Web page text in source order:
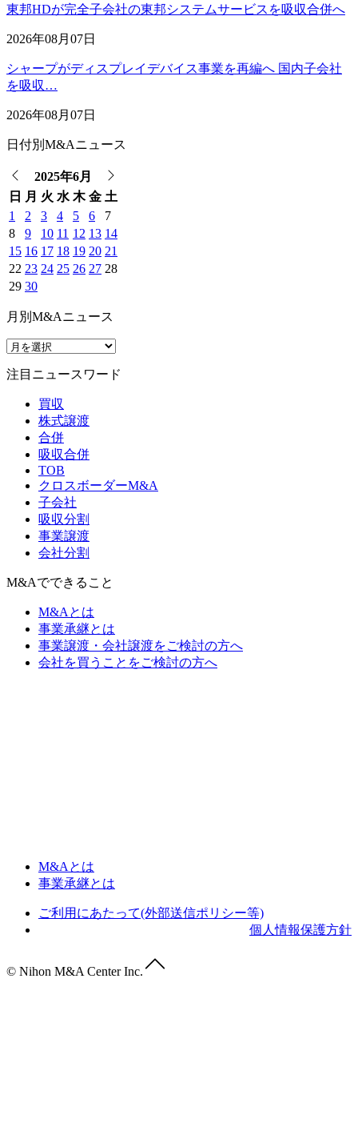
東邦HDが完全子会社の東邦システムサービスを吸収合併へ
2026年08月07日
シャープがディスプレイデバイス事業を再編へ 国内子会社
を吸収…
2026年08月07日
日付別M&Aニュース
2025年6月
日
月 火 水 木 金 土
1
2 3 4 5 6
7
8
9 10 11 12 13 14
15 16 17 18 19 20 21
22 23 24 25 26 27 28
29 30
月別M&Aニュース
注目ニュースワード
買収
株式譲渡
合併
吸収合併
TOB
クロスボーダーM&A
子会社
吸収分割
事業譲渡
会社分割
M&Aでできること
M&Aとは
事業承継とは
事業譲渡・会社譲渡をご検討の方へ
会社を買うことをご検討の方へ
M&Aとは
事業承継とは
ご利用にあたって(外部送信ポリシー等)
個人情報保護方針
© Nihon M&A Center Inc.